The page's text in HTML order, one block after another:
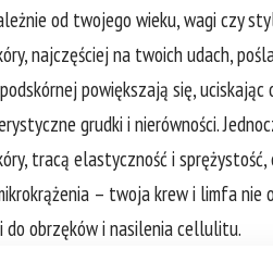
od twojego wieku, wagi czy
najczęściej na twoich udach,
powiększają się,
grudki i nierówności.
tracą elastyczność i sprężystość,
– twoja krew i limfa
do obrzęków i nasilenia cellulitu.